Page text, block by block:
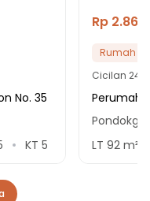
No. 35
KT 5
Rp
Rumah
Cicilan
LT 92m²